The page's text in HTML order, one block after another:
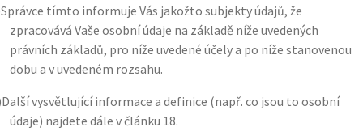
Správce tímto informuje Vás jakožto subjekty údajů, že
zpracovává Vaše osobní údaje na základě níže uvedených
právních základů, pro níže uvedené účely a po níže stanovenou
dobu a v uvedeném rozsahu.
Další vysvětlující informace a definice (např. co jsou to osobní
údaje) najdete dále v článku 18.